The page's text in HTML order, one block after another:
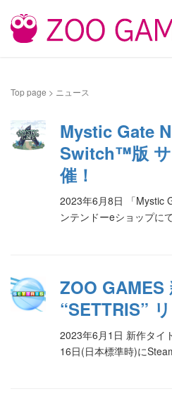
Top page > ニュース
Mystic Gate
Switch™版 サ
催！
2023年6月8日 「Mystic
ンテンドーeショップに
ZOO GAMES
“SETTRIS”
2023年6月1日 新作タイ
16日(日本標準時)に